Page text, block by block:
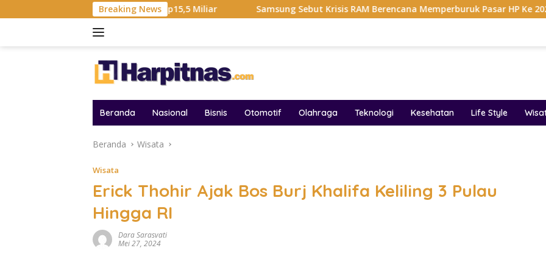
ke
Breaking News
Hadiah Liga Tembus Rp15,5 Miliar Samsung Sebut Krisis RAM Berencana Memperburuk Pasar HP Ke 2027
Beranda Nasional Bisnis Otomotif Olahraga Teknologi Kesehatan Life Style
Beranda Wisata
Wisata
Erick Thohir Ajak Bos Burj Khalifa Keliling 3 Pulau
Hingga RI
Dara Sarasvati
Mei 27, 2024